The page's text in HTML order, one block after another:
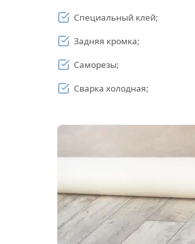
Специальный клей;
Задняя кромка;
Саморезы;
Сварка холодная;